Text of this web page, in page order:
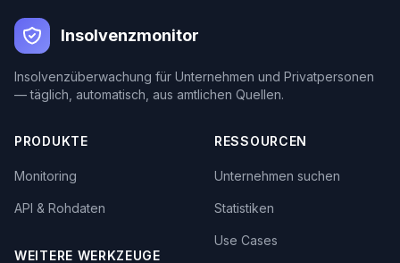
Insolvenzmonitor
Insolvenzüberwachung für Unternehmen und Privatpersonen
— täglich, automatisch, aus amtlichen Quellen.
PRODUKTE
Monitoring
API & Rohdaten
WEITERE WERKZEUGE
RESSOURCEN
Unternehmen suchen
Statistiken
Use Cases